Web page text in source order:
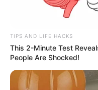
TIPS AND LIFE HACKS
This 2-Minute Test
People Are Shocked!